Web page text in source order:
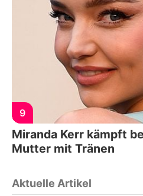
9
Miranda Kerr kämpft
Mutter mit Tränen
Aktuelle Artikel